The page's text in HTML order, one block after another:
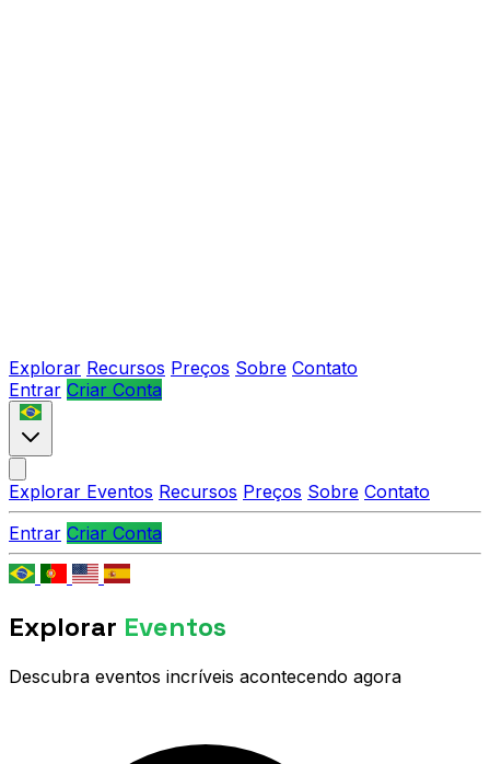
Explorar Recursos Preços Sobre Contato
Entrar Criar Conta
Explorar Eventos Recursos Preços Sobre Contato
Entrar Criar Conta
Explorar Eventos
Descubra eventos incríveis acontecendo agora